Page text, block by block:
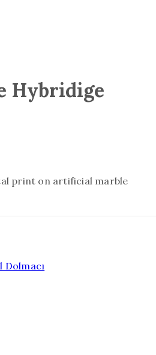
Hybridige
print on artificial marble